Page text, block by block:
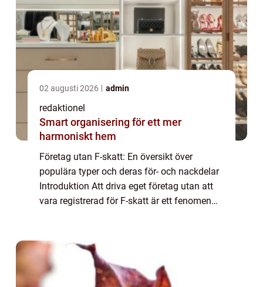
02 augusti 2026 admin
redaktionel
Smart organisering för ett mer
harmoniskt hem
Företag utan F-skatt: En översikt över
populära typer och deras för- och nackdelar
Introduktion Att driva eget företag utan att
vara registrerad för F-skatt är ett fenomen